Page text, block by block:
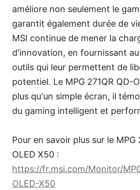
améliore non seulement le
garantit également durée de
MSI continue de mener la
d'innovation, en fournissant
outils qui leur permettent de
potentiel. Le MPG 271QR QD-
plus qu'un simple écran, il
du gaming intelligent et
Pour en savoir plus sur le MPG
OLED X50 :
https://fr.msi.com/Monitor/
OLED-X50